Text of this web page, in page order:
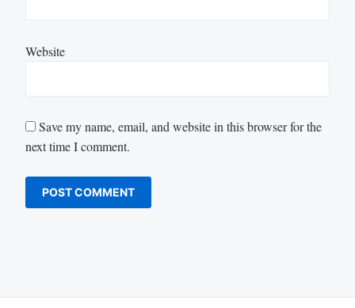
Website
Save my name, email, and website in this browser for the
next time I comment.